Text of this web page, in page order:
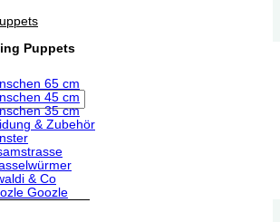
Puppets
65 cm
45 cm
35 cm
& Zubehör
& Co
Goozle